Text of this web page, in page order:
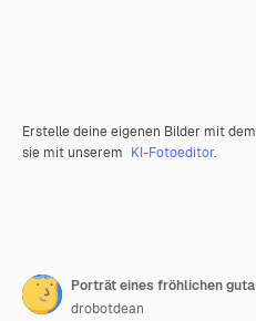
Erstelle deine eigenen Bilder mit dem
sie mit unserem KI-Fotoeditor.
drobotdean